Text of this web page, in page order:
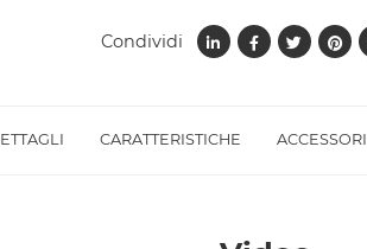
CARATTERISTICHE ACCESSORI
Condividi